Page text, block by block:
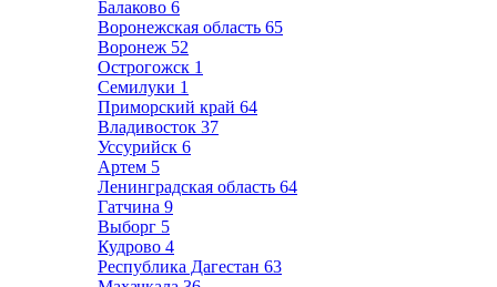
Балаково 6
Воронежская область 65
Воронеж 52
Острогожск 1
Семилуки 1
Приморский край 64
Владивосток 37
Уссурийск 6
Артем 5
Ленинградская область 64
Гатчина 9
Выборг 5
Кудрово 4
Республика Дагестан 63